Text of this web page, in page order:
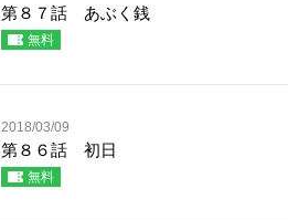
第８７話 あぶく銭
無料
2018/03/09
第８６話 初日
無料